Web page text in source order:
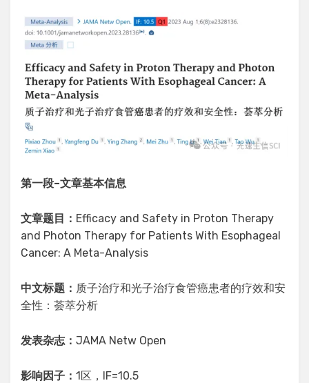
第一段–文章基本信息
文章题目： Efficacy and Safety in Proton Therapy
and Photon Therapy for Patients With Esophageal
Cancer: A Meta-Analysis
中文标题： 质子治疗和光子治疗食管癌患者的疗效和安
全性：荟萃分析
发表杂志： JAMA Netw Open
影响因子： 1区，IF=10.5